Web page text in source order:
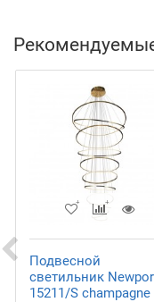
Подвесной
светильник
15211/S champagne